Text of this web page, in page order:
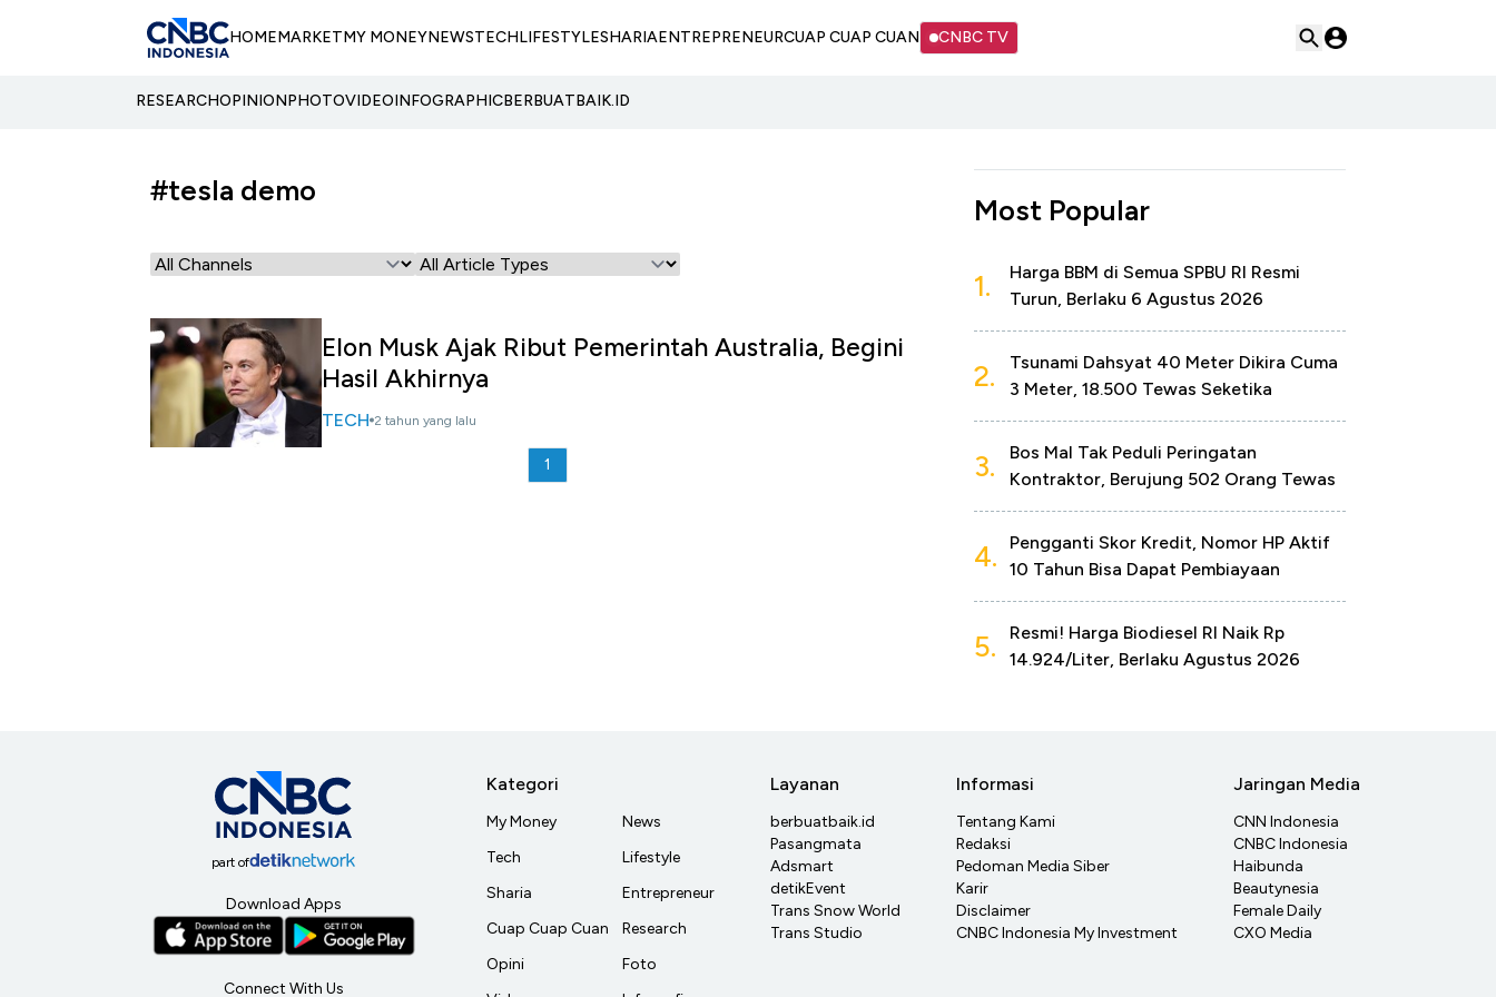
HOMEMARKETMY MONEYNEWSTECHLIFESTYLESHARIAENTREPRENEURCUAP CUAP CUAN CNBC TV
RESEARCHOPINIONPHOTOVIDEOINFOGRAPHICBERBUATBAIK.ID
#tesla demo
Elon Musk Ajak Ribut Pemerintah Australia, Begini
Hasil Akhirnya
TECH 2 tahun yang lalu
1
Most Popular
1.
Harga BBM di Semua SPBU RI Resmi
Turun, Berlaku 6 Agustus 2026
2.
Tsunami Dahsyat 40 Meter Dikira Cuma
3 Meter, 18.500 Tewas Seketika
3.
Bos Mal Tak Peduli Peringatan
Kontraktor, Berujung 502 Orang Tewas
4.
Pengganti Skor Kredit, Nomor HP Aktif
10 Tahun Bisa Dapat Pembiayaan
5.
Resmi! Harga Biodiesel RI Naik Rp
14.924/Liter, Berlaku Agustus 2026
part of
Download Apps
Connect With Us
Kategori
My Money
Tech
Sharia
Cuap Cuap Cuan
Opini
News
Lifestyle
Entrepreneur
Research
Foto
Layanan
berbuatbaik.id
Pasangmata
Adsmart
detikEvent
Trans Snow World
Trans Studio
Informasi
Tentang Kami
Redaksi
Pedoman Media Siber
Karir
Disclaimer
CNBC Indonesia My Investment
Jaringan Media
CNN Indonesia
CNBC Indonesia
Haibunda
Beautynesia
Female Daily
CXO Media